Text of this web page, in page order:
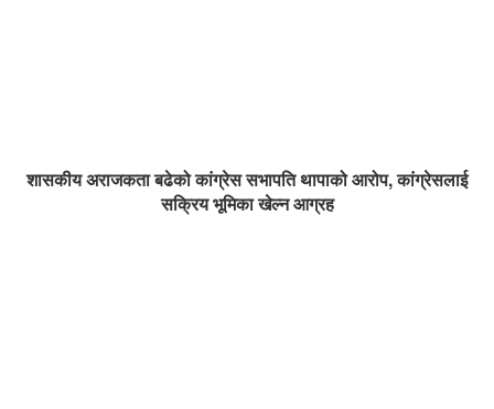
शासकीय अराजकता बढेको कांग्रेस सभापति थापाको आरोप, कांग्रेसलाई
सक्रिय भूमिका खेल्न आग्रह